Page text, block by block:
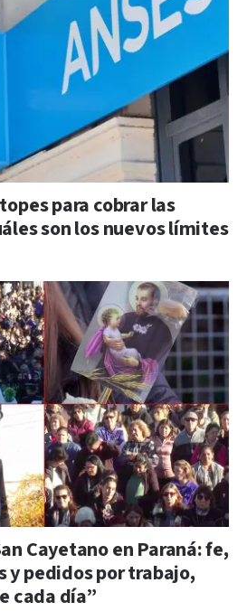
para cobrar las
son los nuevos límites
Cayetano en Paraná: fe,
y pedidos por trabajo,
cada día”